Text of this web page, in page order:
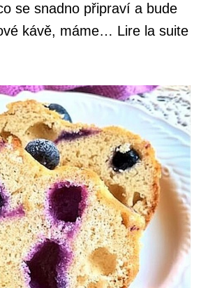
se snadno připraví a bude
kávě, máme… Lire la suite